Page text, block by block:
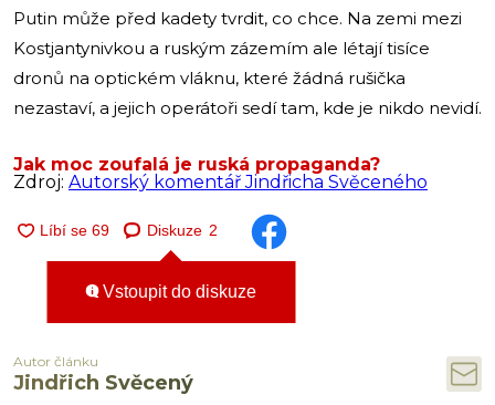
Putin může před kadety tvrdit, co chce. Na zemi mezi
Kostjantynivkou a ruským zázemím ale létají tisíce
dronů na optickém vláknu, které žádná rušička
nezastaví, a jejich operátoři sedí tam, kde je nikdo nevidí.
Jak moc zoufalá je ruská propaganda?
Zdroj: Autorský komentář Jindřicha Svěceného
Diskuze 2
Vstoupit do diskuze
Autor článku
Jindřich Svěcený